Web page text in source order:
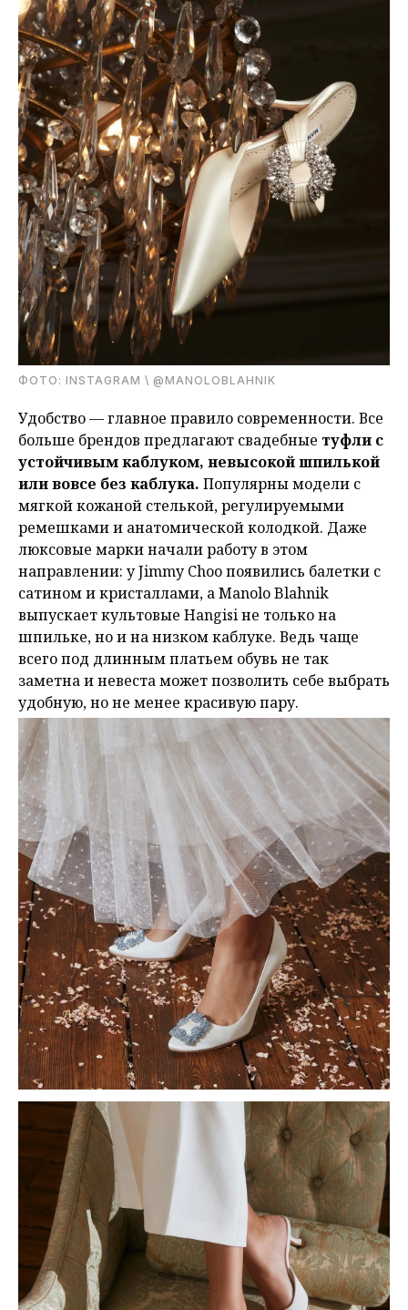
ФОТО: INSTAGRAM \ @MANOLOBLAHNIK
Удобство — главное правило современности. Все
больше брендов предлагают свадебные туфли с
устойчивым каблуком, невысокой шпилькой
или вовсе без каблука. Популярны модели с
мягкой кожаной стелькой, регулируемыми
ремешками и анатомической колодкой. Даже
люксовые марки начали работу в этом
направлении: у Jimmy Choo появились балетки с
сатином и кристаллами, а Manolo Blahnik
выпускает культовые Hangisi не только на
шпильке, но и на низком каблуке. Ведь чаще
всего под длинным платьем обувь не так
заметна и невеста может позволить себе выбрать
удобную, но не менее красивую пару.